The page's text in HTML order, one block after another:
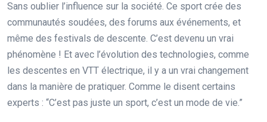
Sans oublier l’influence sur la société. Ce sport crée des
communautés soudées, des forums aux événements, et
même des festivals de descente. C’est devenu un vrai
phénomène ! Et avec l’évolution des technologies, comme
les descentes en VTT électrique, il y a un vrai changement
dans la manière de pratiquer. Comme le disent certains
experts : “C’est pas juste un sport, c’est un mode de vie.”